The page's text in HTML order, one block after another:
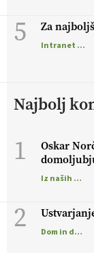
5 Za
Intranet Kmečki Glas
Najbolj
1
Oskar
Iz naših krajev
2 Dom in družina